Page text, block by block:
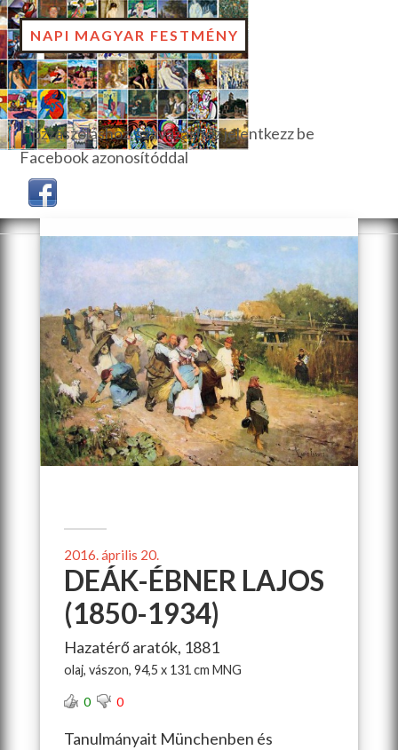
NAPI MAGYAR FESTMÉNY
Hozzászóláshoz, szavazáshoz jelentkezz be
Facebook azonosítóddal
2016. április 20.
DEÁK-ÉBNER LAJOS
(1850-1934)
Hazatérő aratók, 1881
olaj, vászon, 94,5 x 131 cm MNG
0 0
Tanulmányait Münchenben és